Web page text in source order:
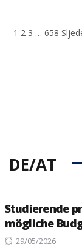
1 2 3 … 658
DE/AT
Studierende
mögliche
Posted
29/05/2026